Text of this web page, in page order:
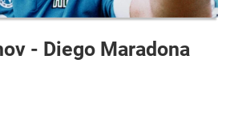
- Diego Maradona